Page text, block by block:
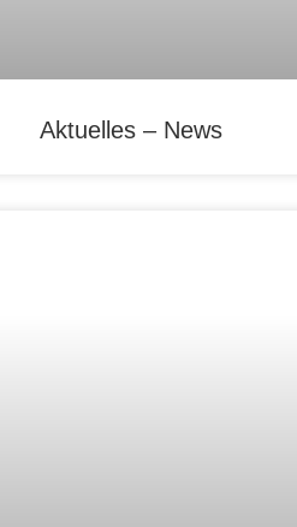
Aktuelles – News